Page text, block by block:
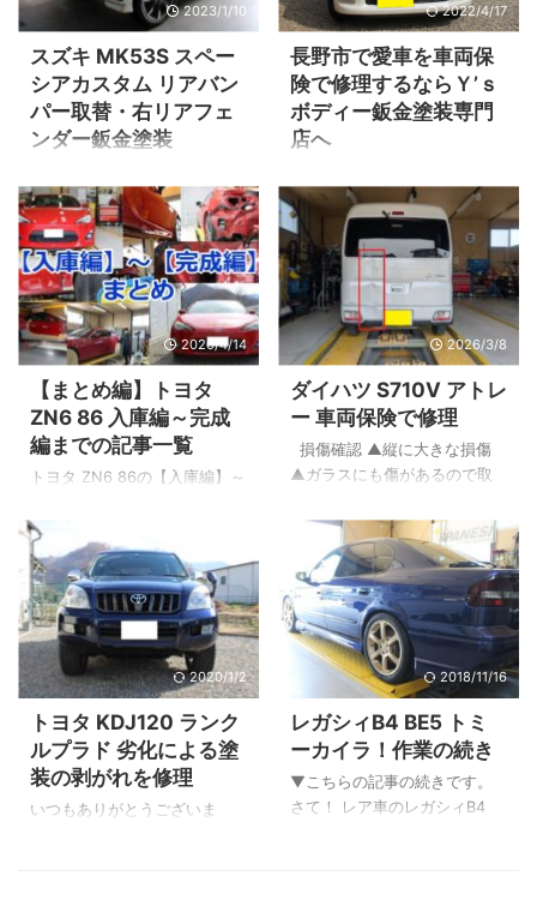
2023/1/10
スズキ MK53S スペー
シアカスタム リアバン
パー取替・右リアフェ
ンダー鈑金塗装
ーの損傷 ▲リアバンパーは取
替・リアフェンダーは鈑金で
作業いたします。 鈑金作業
この投稿をInstagramで見る
Ｙ’ｓボディー 代表小林
(@ysbody)がシェアした投稿
▲スタッド溶接機という機械
を使って凹んだ鉄板を元の位
置へ復元させていきます。
この投稿をInstagramで見る
Ｙ’ｓボディー 代表小林
(@ysbody)がシェアした投稿
2022/4/17
長野市で愛車を車両保
険で修理するならＹ’ｓ
ボディー鈑金塗装専門
店へ
理 ▲まずは今回ぶつけてしま
った修理箇所の確認です。 ※そ
の箇所だけ車両保険適用とな
ります。 スライドドア・タイ
ヤ前のパネル ▲後ろのバンパ
ー ▲ホイールキャップ ▲ホイ
ールにキズが有りタイヤにも
打痕（だこん）があります。
修理途中画像 ▲取り替える新
品スライドドアです。 ▲鈑金
を行い下地処理の途中画像で
す。 矢印の部分は事故とは関
すがサービスで修理します。 ※
直接Ｙ’ｓボディーへご相談を
いただけるとこんなサービス
も可能な場合がござ ...
2020/4/14
【まとめ編】トヨタ
ZN6 86 入庫編～完成
編までの記事一覧
トヨタ ZN6 86の【入庫編】～
ジです。 上から順番になって
います。
2026/3/8
ダイハツ S710V アトレ
ー 車両保険で修理
損傷確認 ▲縦に大きな損傷
▲ガラスにも傷があるので取
けた画像です。 ドアも大きく
変形しています。 ▲バンパー
です。 ▲バンパーを取り外し
て内部の確認。 バックパネル
という骨格部位にも損傷あ
り。 ▲上から見た画像です。
▲こちらは右側の正常部分。
修理中 ▲板金修理を行いま
す。 ▲バックパネルは取替
え。 ▲バックパネルを取り外
しました。 & ...
2020/1/2
トヨタ KDJ120 ランク
ルプラド 劣化による塗
装の剥がれを修理
いつもありがとうございま
2018/11/16
レガシィB4 BE5 トミ
ーカイラ！作業の続き
▼こちらの記事の続きです。
さて！ レア車のレガシィB4